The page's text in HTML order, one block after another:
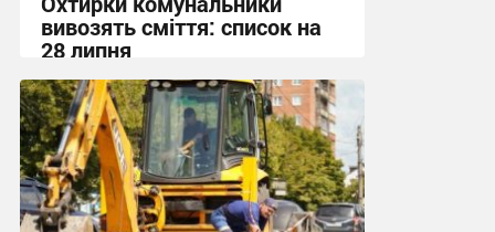
вивозять сміття: список на
28 липня
19:55, 27.07.2026